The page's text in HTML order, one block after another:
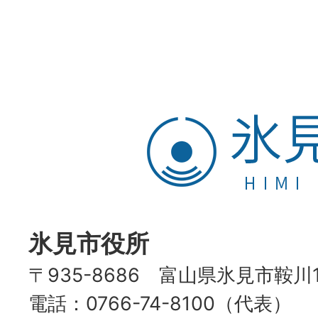
氷
見
市
氷見市役所
〒935-8686 富山県氷見市鞍川
電話：0766-74-8100（代表）